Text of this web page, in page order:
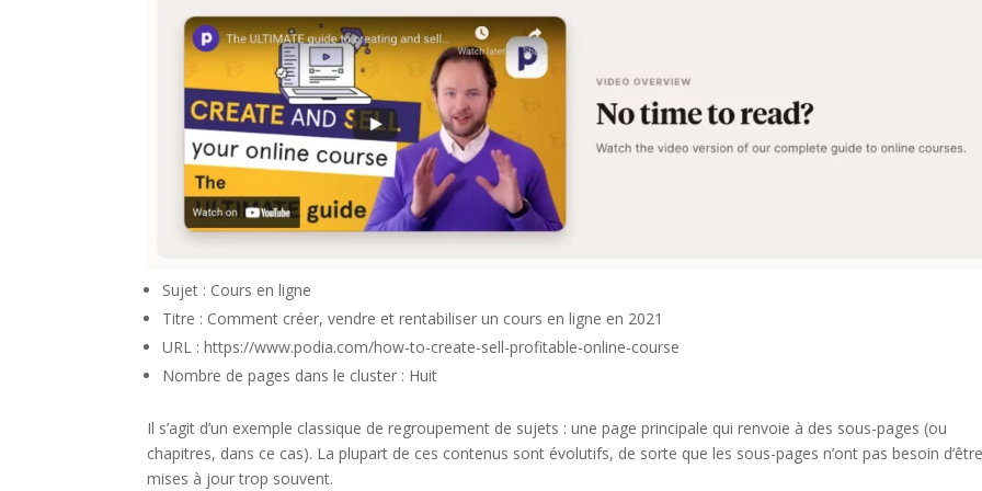
Sujet : Cours en ligne
Titre : Comment créer, vendre et rentabiliser un cours en ligne en 2021
URL : https://www.podia.com/how-to-create-sell-profitable-online-course
Nombre de pages dans le cluster : Huit
Il s’agit d’un exemple classique de regroupement de sujets : une page principale qui renvoie à des sous-pages (ou
chapitres, dans ce cas). La plupart de ces contenus sont évolutifs, de sorte que les sous-pages n’ont pas besoin
mises à jour trop souvent.